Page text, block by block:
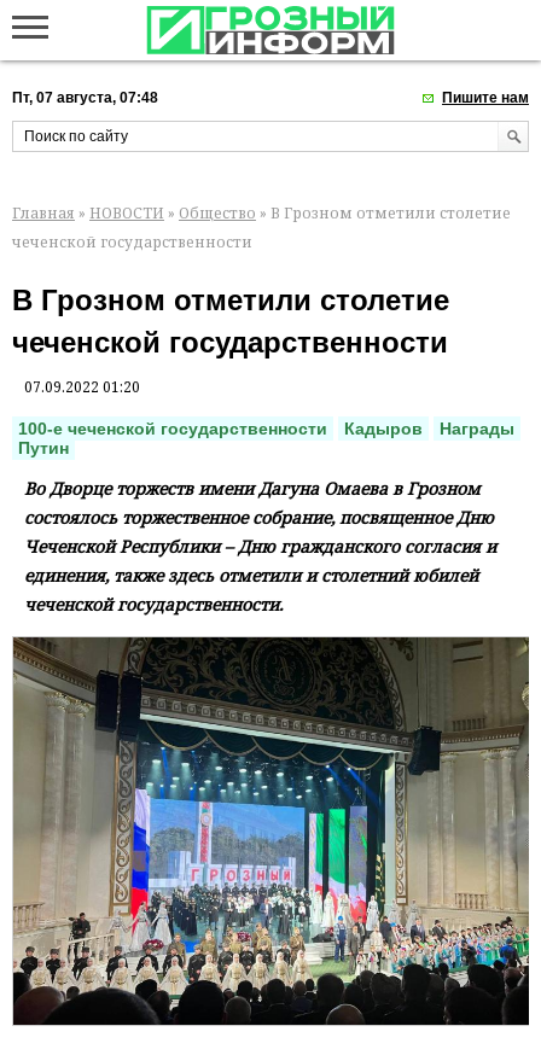
Пт, 07 августа, 07:48 Пишите нам
Главная » НОВОСТИ » Общество » В Грозном отметили столетие
чеченской государственности
В Грозном отметили столетие
чеченской государственности
07.09.2022 01:20
100-е чеченской государственности Кадыров
Награды
Путин
Во Дворце торжеств имени Дагуна Омаева в Грозном
состоялось торжественное собрание, посвященное Дню
Чеченской Республики – Дню гражданского согласия и
единения, также здесь отметили и столетний юбилей
чеченской государственности.